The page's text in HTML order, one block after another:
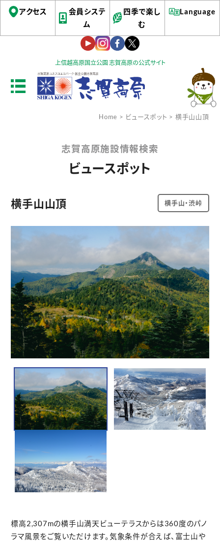
上信越高原国立公園 志賀高原の公式サイト
アクセス
会員システ
ム
四季で楽し
む
Language
Home > ビュースポット > 横手山山頂
志賀高原施設情報検索
ビュースポット
横手山山頂 横手山・渋峠
標高2,307mの横手山満天ビューテラスからは360度のパノ
ラマ風景をご覧いただけます。気象条件が合えば、富士山や